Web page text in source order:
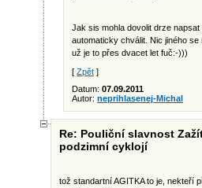
Jak sis mohla dovolit drze
automaticky chválit. Nic jiného
už je to přes dvacet let fuč:-)))
[ Zpět ]
Datum: 07.09.2011
Autor: neprihlasenej-Michal
Re: Pouliční slavnost
podzimní cyklojí
tož standartní AGITKA to je, nekteří